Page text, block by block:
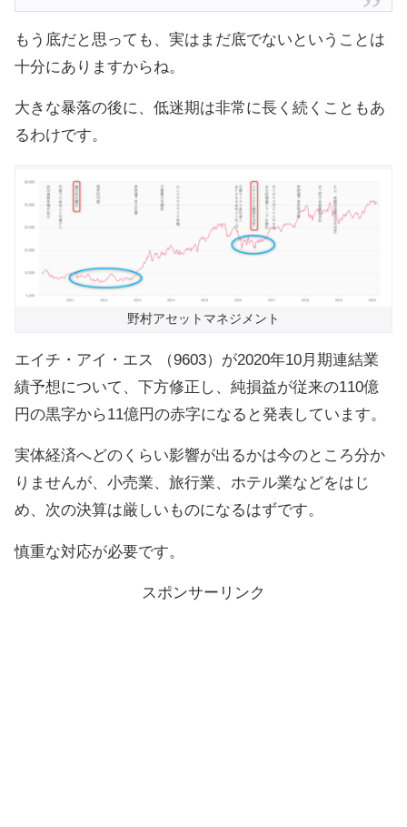
もう底だと思っても、実はまだ底でないということは
十分にありますからね。
大きな暴落の後に、低迷期は非常に長く続くこともあ
るわけです。
野村アセットマネジメント
エイチ・アイ・エス （9603）が2020年10月期連結業
績予想について、下方修正し、純損益が従来の110億
円の黒字から11億円の赤字になると発表しています。
実体経済へどのくらい影響が出るかは今のところ分か
りませんが、小売業、旅行業、ホテル業などをはじ
め、次の決算は厳しいものになるはずです。
慎重な対応が必要です。
スポンサーリンク